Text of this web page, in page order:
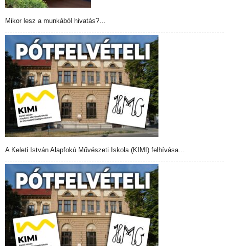
Mikor lesz a munkából hivatás?…
A Keleti István Alapfokú Művészeti Iskola (KIMI) felhívása…